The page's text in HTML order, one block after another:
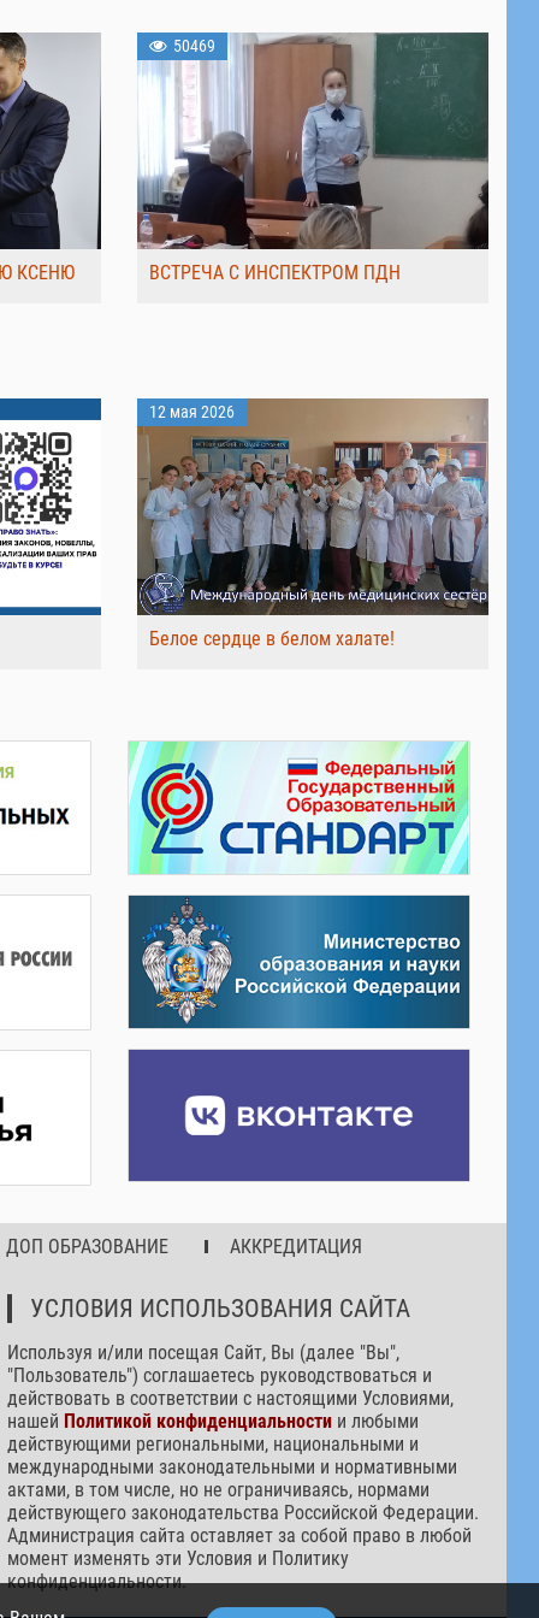
КСЕНЮ
50469
ВСТРЕЧА С ИНСПЕКТРОМ ПДН
12 мая 2026
Белое сердце в белом халате!
ДОП ОБРАЗОВАНИЕ АККРЕДИТАЦИЯ
УСЛОВИЯ ИСПОЛЬЗОВАНИЯ САЙТА
Используя и/или посещая Сайт, Вы (далее "Вы",
"Пользователь") соглашаетесь руководствоваться и
действовать в соответствии с настоящими Условиями,
нашей Политикой конфиденциальности и любыми
действующими региональными, национальными и
международными законодательными и нормативными
актами, в том числе, но не ограничиваясь, нормами
действующего законодательства Российской Федерации.
Администрация сайта оставляет за собой право в любой
момент изменять эти Условия и Политику
конфиденциальности.